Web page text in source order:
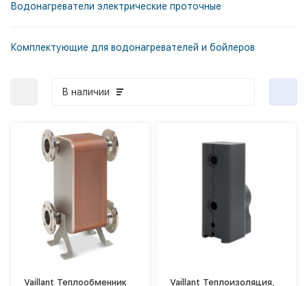
Водонагреватели электрические проточные
Комплектующие для водонагревателей и бойлеров
В наличии
Vaillant Теплообменник
Vaillant Теплоизоляция,